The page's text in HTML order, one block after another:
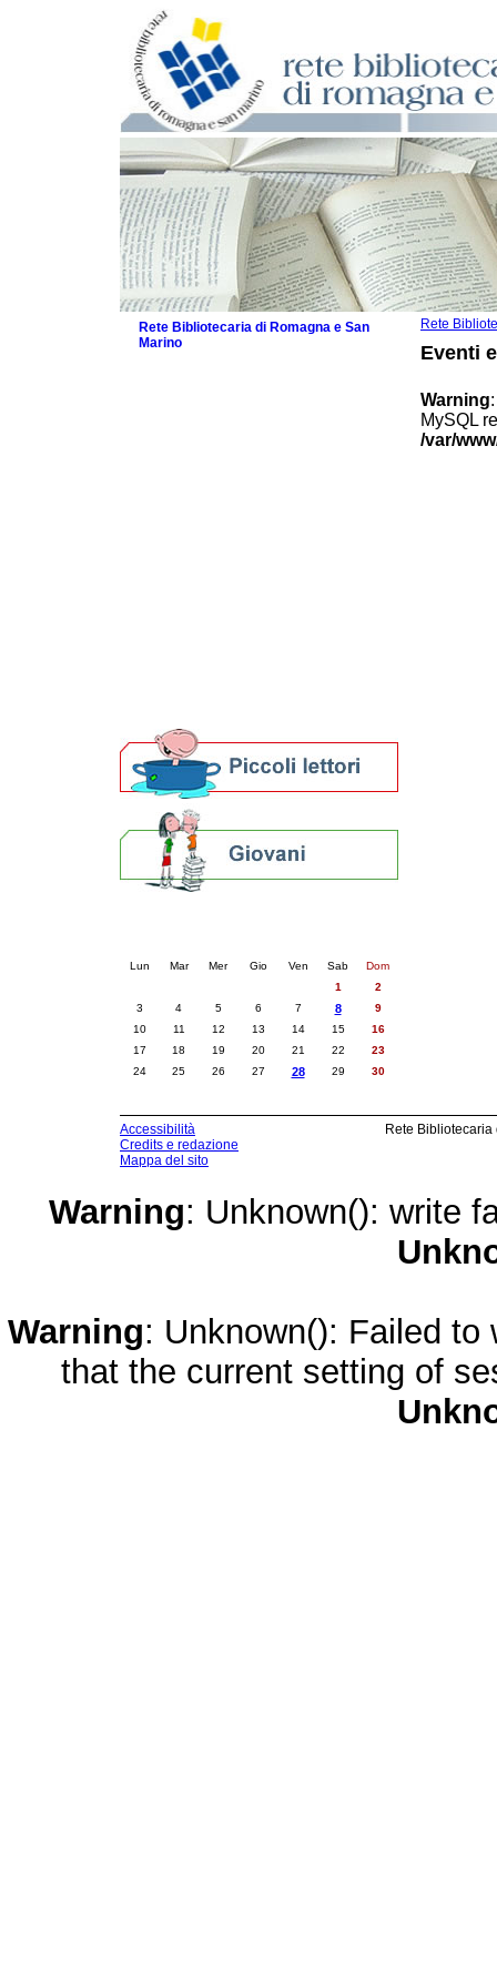
Rete
Eventi
Warning
MySQL
/var/
Rete Bibliotecaria di Romagna e San
Marino
Lun Mar Mer Gio Ven Sab
Dom
1
2
3
4 5 6 7 8
9
10
11 12 13 14 15
16
17
18 19 20 21 22
23
24
25 26 27 28 29 30
Accessibilità
Credits e redazione
Mappa del sito
Rete
Warning: Unknown(): write
Warning: Unknown(): Failed
that the current setting of